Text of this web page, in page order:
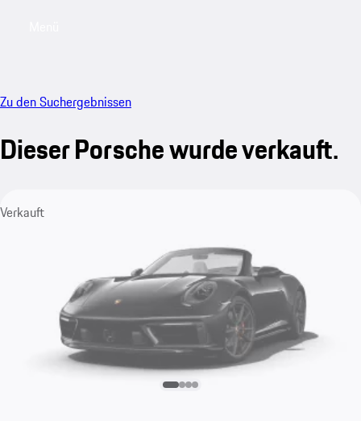
Zu den Suchergebnissen
Dieser Porsche wurde verkauft.
Verkauft